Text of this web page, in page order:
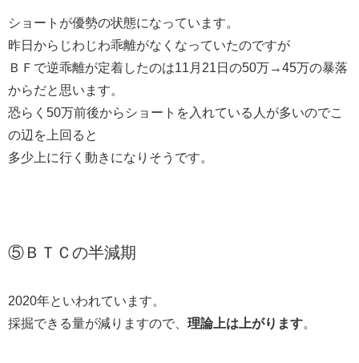
ショートが優勢の状態になっています。
昨日からじわじわ乖離がなくなっていたのですが
ＢＦで逆乖離が定着したのは11月21日の50万→45万の暴落
からだと思います。
恐らく50万前後からショートを入れている人が多いのでこ
の辺を上回ると
多少上に行く動きになりそうです。
⑤ＢＴＣの半減期
2020年といわれています。
採掘できる量が減りますので、 理論上は上がります。